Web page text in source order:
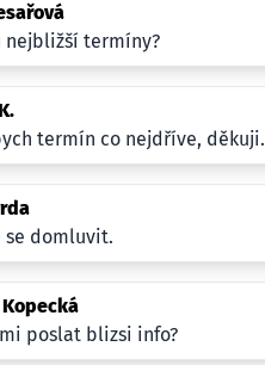
nejbližší termíny?
termín co nejdříve, děkuji.
se domluvit.
poslat blizsi info?